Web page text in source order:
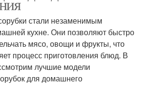
стали незаменимым
кухне. Они позволяют быстро
мясо, овощи и фрукты, что
процесс приготовления блюд. В
лучшие модели
для домашнего